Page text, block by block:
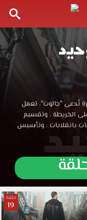
مسلسل
الذئب
الوحيد
الحلقة
مدبلجة
قصة
مسلسل
الذئب
الوحيد
مدبلجة
قصة
عشق
تويتر
مشاهدة
مباشرة
تُدعى "جالوت"، تعمل
الخريطة ، وتقسيم
بانقلابات ، وتأسيس
حلقة
19